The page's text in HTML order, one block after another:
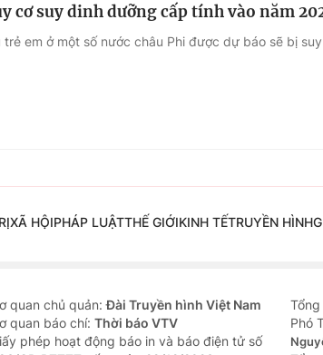
cơ suy dinh dưỡng cấp tính vào năm
em ở một số nước châu Phi được dự báo sẽ bị
XÃ HỘIPHÁP LUẬTTHẾ GIỚIKINH TẾTRUYỀN HÌNH
quan chủ quản:Đài Truyền hình Việt Nam
quan báo chí: Thời báo VTV
phép hoạt động báo in và báo điện tử số
Phó